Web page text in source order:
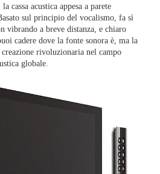
cassa acustica appesa a parete
sul principio del vocalismo, fa sì
vibrando a breve distanza, e chiaro
cadere dove la fonte sonora è, ma la
rivoluzionaria nel campo
globale.